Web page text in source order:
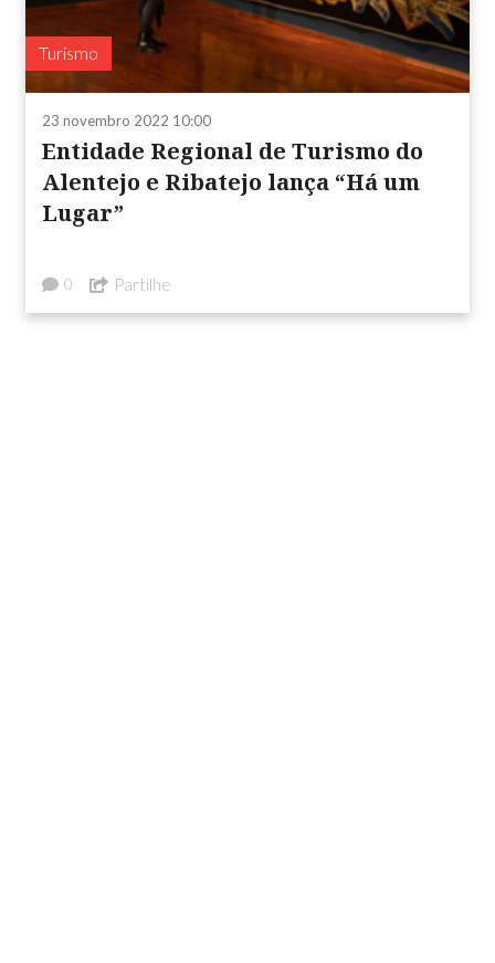
Turismo
23 novembro 2022 10:00
Entidade Regional de Turismo do
Alentejo e Ribatejo lança “Há um
Lugar”
0 Partilhe